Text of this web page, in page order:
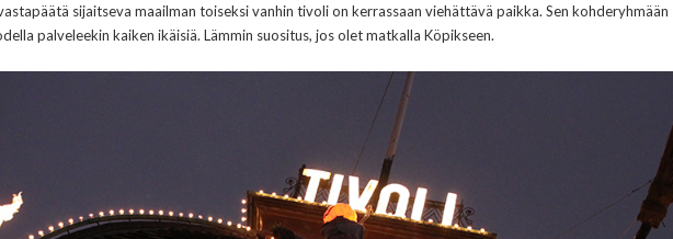
sijaitseva maailman toiseksi vanhin tivoli on kerrassaan viehättävä paikka. Sen kohderyhmään
palveleekin kaiken ikäisiä. Lämmin suositus, jos olet matkalla Köpikseen.